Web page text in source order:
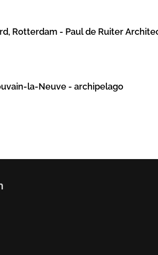
Rotterdam - Paul de Ruiter
la-Neuve - archipelago